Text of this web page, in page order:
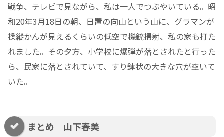
戦争、テレビで見ながら、私は一人でつぶやいている。昭
和20年3月18日の朝、日置の向山という山に、グラマンが
操縦かんが見えるくらいの低空で機銃掃射、私の家も打た
れました。その夕方、小学校に爆弾が落とされたと行った
ら、民家に落とされていて、すり鉢状の大きな穴が空いて
いた。
まとめ 山下春美